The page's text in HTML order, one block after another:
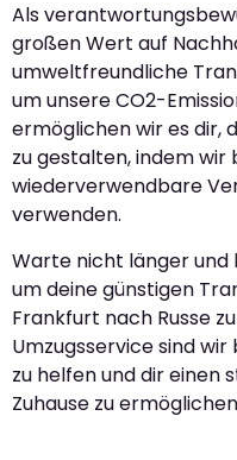
Als
großen Wert auf
umweltfreundliche
um unsere CO2-
ermöglichen wir es dir,
zu gestalten, indem wir
wiederverwendbare
verwenden.
Warte nicht länger und
um deine günstigen
Frankfurt nach Russe
Umzugsservice sind
zu helfen und dir einen
Zuhause zu